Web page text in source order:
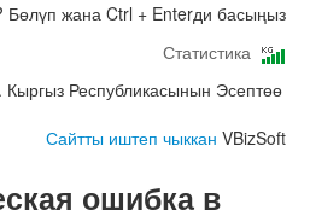
Бөлүп жана Ctrl + Enterди басыңыз
Статистика
Кыргыз Республикасынын Эсептөө
Сайтты иштеп чыккан VBizSoft
ошибка в